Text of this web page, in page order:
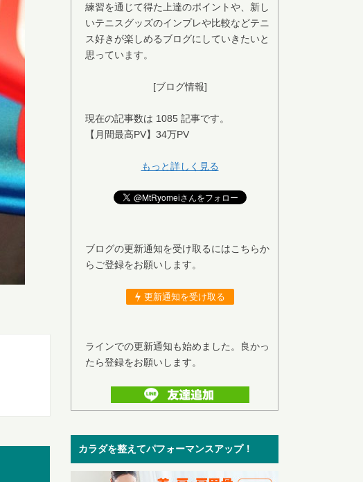
練習を通じて得た上達のポイントや、新し
いテニスグッズのインプレや比較などテニ
ス好きが楽しめるブログにしていきたいと
思っています。
[ブログ情報]
現在の記事数は 1085 記事です。
【月間最高PV】34万PV
もっと詳しく見る
ブログの更新通知を受け取るにはこちらか
らご登録をお願いします。
更新通知を受け取る
ラインでの更新通知も始めました。良かっ
たら登録をお願いします。
カラダを整えてパフォーマンスアップ！